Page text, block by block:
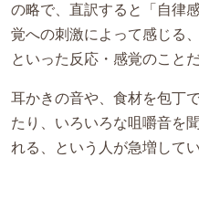
の略で、直訳すると「自律
覚への刺激によって感じる
といった反応・感覚のこと
耳かきの音や、食材を包丁
たり、いろいろな咀嚼音を
れる、という人が急増してい